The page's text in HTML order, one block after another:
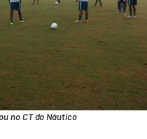
no CT do Náutico